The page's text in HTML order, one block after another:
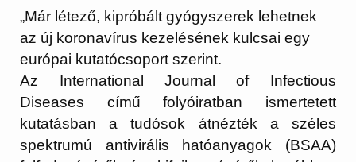
„Már létező, kipróbált gyógyszerek lehetnek
az új koronavírus kezelésének kulcsai egy
európai kutatócsoport szerint.
Az International Journal of Infectious
Diseases című folyóiratban ismertetett
kutatásban a tudósok átnézték a széles
spektrumú antivirális hatóanyagok (BSAA)